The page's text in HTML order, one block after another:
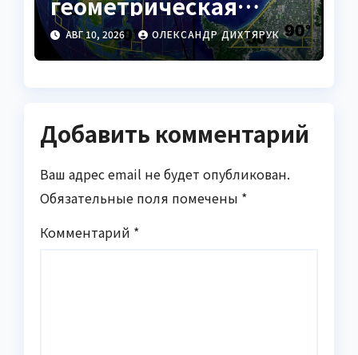
поверхность с
уникальными
свойствами
АВГ 10, 2026 ОЛЕКСАНДР ДИХТЯРУК
Добавить комментарий
Ваш адрес email не будет опубликован.
Обязательные поля помечены *
Комментарий *